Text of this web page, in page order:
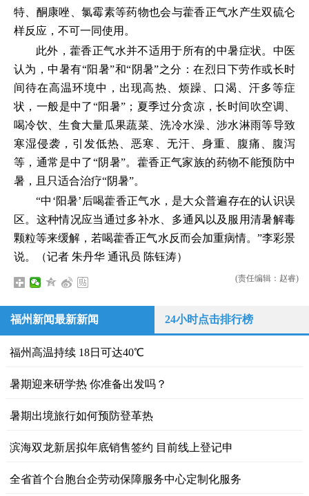
特、酮康唑、氯霉素等药物也会与藿香正气水产生双硫仑
样反应，不可一同使用。
此外，藿香正气水并不适用于所有的中暑症状。中医
认为，中暑有“阳暑”和“阴暑”之分：在烈日下劳作或长时
间待在高温环境中，出现高热、烦躁、口渴、汗多等症
状，一般是中了“阳暑”；夏季过分贪凉，长时间吹空调、
喝冷饮、生食大量瓜果蔬菜、洗冷水澡、涉水淋雨等导致
寒湿侵袭，引发低热、恶寒、无汗、身重、腹痛、腹泻
等，通常是中了“阴暑”。藿香正气家族的药物不能预防中
暑，且只适合治疗“阴暑”。
“中‘阳暑’后喝藿香正气水，是大众普遍存在的认识误
区。这种情况应当通过多补水、多通风以及服用清暑解毒
颗粒等来缓解，若喝藿香正气水反而会加重病情。”李彩景
说。（记者 朱丹华 通讯员 陈钰涛）
(责任编辑：赵睿)
福州新闻最新新闻 24小时点击排行榜
福州高温持续 18日可达40℃
暑期迎来研学热 你准备出发吗？
暑期出境旅行如何预防登革热
滨海双龙新居拟年底销售签约 目前线上登记申
全省首个台胞台企劳动保障服务中心定制化服务